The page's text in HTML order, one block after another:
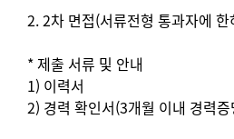
2. 2차 면접(서류전형 통과자에
* 제출 서류 및 안내
1) 이력서
2) 경력 확인서(3개월 이내 경력증